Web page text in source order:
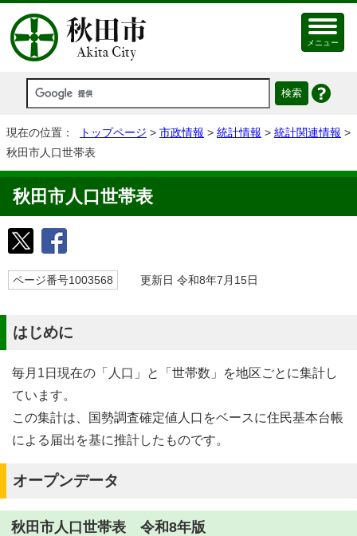
メニュー
現在の位置： トップページ > 市政情報 > 統計情報 > 統計関連情報 >
秋田市人口世帯表
秋田市人口世帯表
ページ番号1003568 更新日 令和8年7月15日
はじめに
毎月1日現在の「人口」と「世帯数」を地区ごとに集計し
ています。
この集計は、国勢調査確定値人口をベースに住民基本台帳
による届出を基に推計したものです。
オープンデータ
秋田市人口世帯表 令和8年版